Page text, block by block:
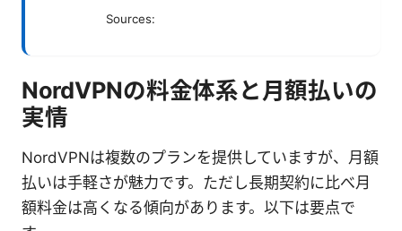
Sources:
NordVPNの料金体系と月額払いの
実情
NordVPNは複数のプランを提供していますが、月額
払いは手軽さが魅力です。ただし長期契約に比べ月
額料金は高くなる傾向があります。以下は要点で